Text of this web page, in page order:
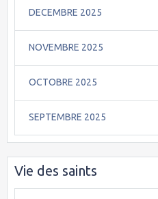
DECEMBRE 2025
NOVEMBRE 2025
OCTOBRE 2025
SEPTEMBRE 2025
Vie des saints